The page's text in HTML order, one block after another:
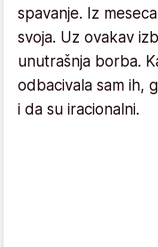
spavanje. Iz
svoja. Uz ovakav
unutrašnja borba.
odbacivala sam ih,
i da su iracionalni.